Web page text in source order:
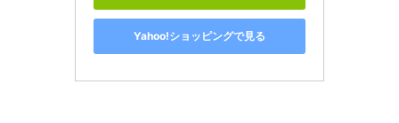
Yahoo!ショッピングで見る